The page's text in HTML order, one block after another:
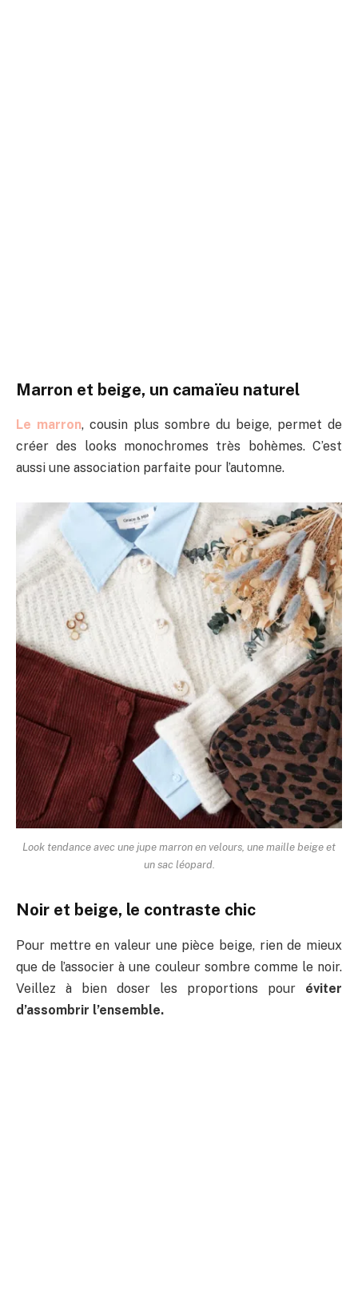
Marron et beige, un camaïeu naturel
Le marron, cousin plus sombre du beige, permet de
créer des looks monochromes très bohèmes. C’est
aussi une association parfaite pour l’automne.
Look tendance avec une jupe marron en velours, une maille beige et
un sac léopard.
Noir et beige, le contraste chic
Pour mettre en valeur une pièce beige, rien de mieux
que de l’associer à une couleur sombre comme le noir.
Veillez à bien doser les proportions pour éviter
d’assombrir l’ensemble.